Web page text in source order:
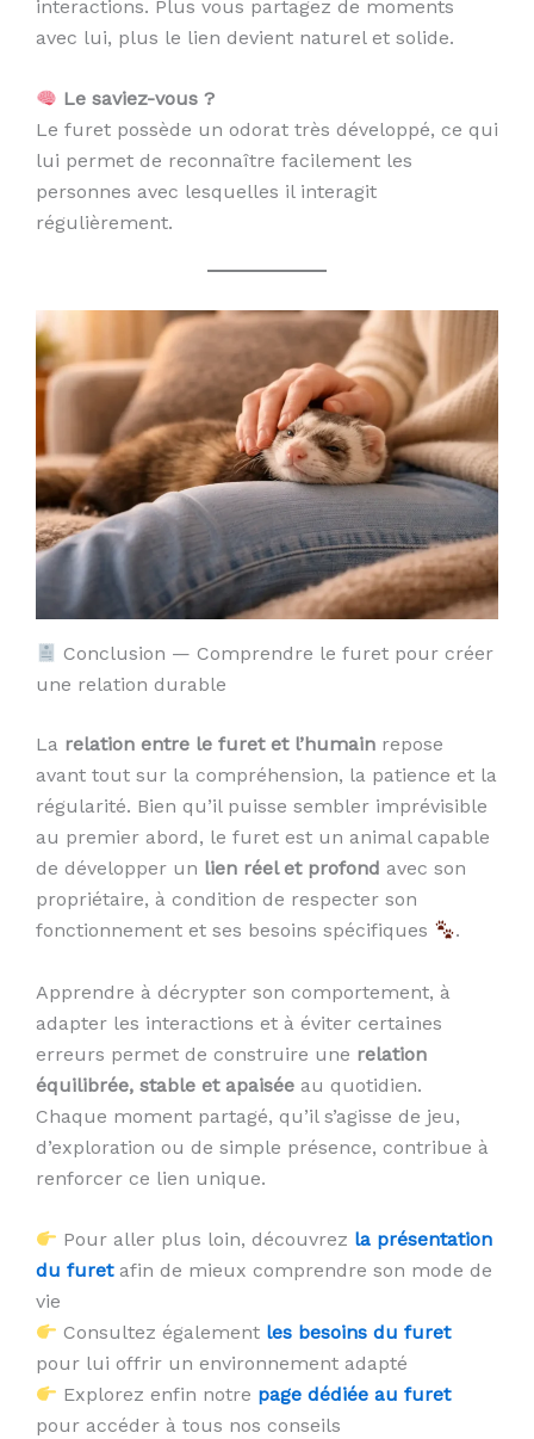
interactions. Plus vous partagez de moments
avec lui, plus le lien devient naturel et solide.
Le saviez-vous ?
Le furet possède un odorat très développé, ce qui
lui permet de reconnaître facilement les
personnes avec lesquelles il interagit
régulièrement.
Conclusion — Comprendre le furet pour créer
une relation durable
La relation entre le furet et l’humain repose
avant tout sur la compréhension, la patience et la
régularité. Bien qu’il puisse sembler imprévisible
au premier abord, le furet est un animal capable
de développer un lien réel et profond avec son
propriétaire, à condition de respecter son
fonctionnement et ses besoins spécifiques
.
Apprendre à décrypter son comportement, à
adapter les interactions et à éviter certaines
erreurs permet de construire une relation
équilibrée, stable et apaisée au quotidien.
Chaque moment partagé, qu’il s’agisse de jeu,
d’exploration ou de simple présence, contribue à
renforcer ce lien unique.
Pour aller plus loin, découvrez la présentation
du furetafin de mieux comprendre son mode de
vie
Consultez également les besoins du furet
pour lui offrir un environnement adapté
Explorez enfin notre page dédiée au furet
pour accéder à tous nos conseils